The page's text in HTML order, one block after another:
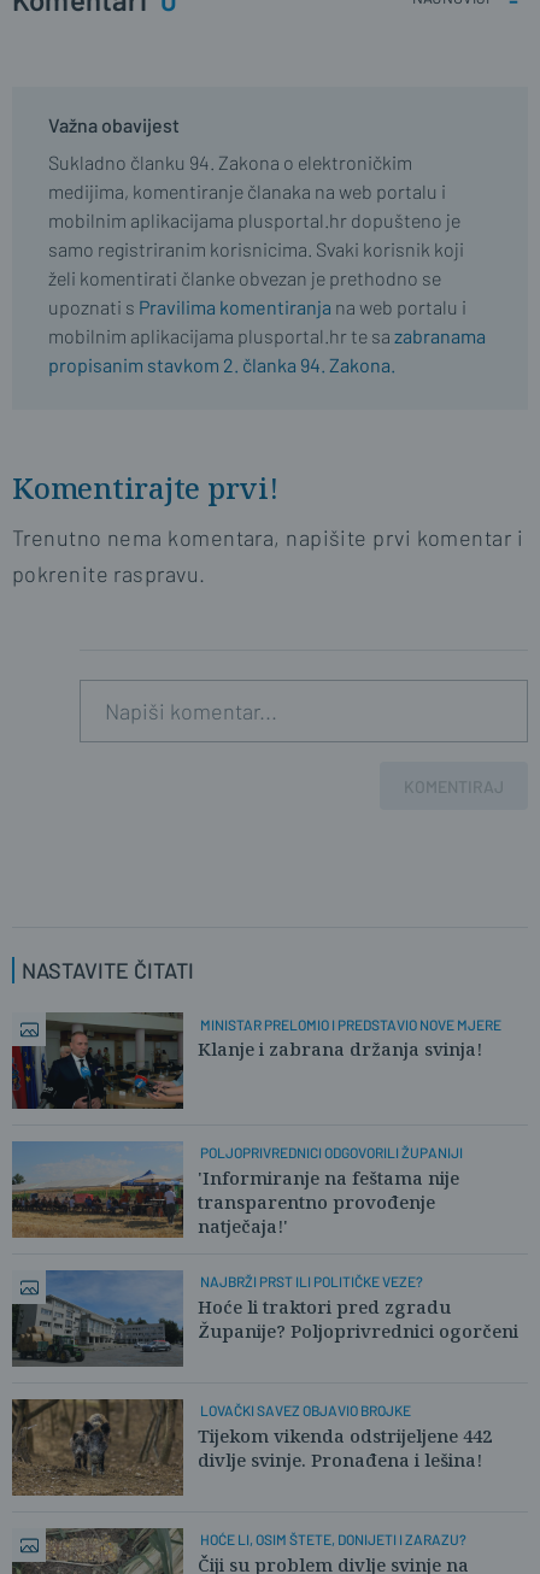
Važna obavijest
Sukladno članku 94. Zakona o elektroničkim
medijima, komentiranje članaka na web portalu i
mobilnim aplikacijama plusportal.hr dopušteno je
samo registriranim korisnicima. Svaki korisnik koji
želi komentirati članke obvezan je prethodno se
upoznati s Pravilima komentiranja na web portalu i
mobilnim aplikacijama plusportal.hr te sa zabranama
propisanim stavkom 2. članka 94. Zakona.
Komentirajte prvi!
Trenutno nema komentara, napišite prvi komentar i
pokrenite raspravu.
KOMENTIRAJ
NASTAVITE ČITATI
MINISTAR PRELOMIO I PREDSTAVIO NOVE MJERE
Klanje i zabrana držanja svinja!
POLJOPRIVREDNICI ODGOVORILI ŽUPANIJI
'Informiranje na feštama nije
transparentno provođenje
natječaja!'
NAJBRŽI PRST ILI POLITIČKE VEZE?
Hoće li traktori pred zgradu
Županije? Poljoprivrednici ogorčeni
LOVAČKI SAVEZ OBJAVIO BROJKE
Tijekom vikenda odstrijeljene 442
divlje svinje. Pronađena i lešina!
HOĆE LI, OSIM ŠTETE, DONIJETI I ZARAZU?
Čiji su problem divlje svinje na